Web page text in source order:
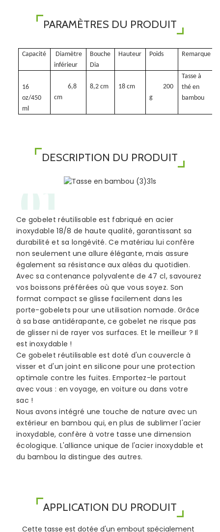
PARAMÈTRES DU PRODUIT
Capacité
Diamètre
inférieur
Bouche
Dia
Hauteur Poids Remarque
16
oz/450
ml
6,8
cm
8,2 cm 18 cm
200
g
Tasse à
thé en
bambou
DESCRIPTION DU PRODUIT
01
Ce gobelet réutilisable est fabriqué en acier
inoxydable 18/8 de haute qualité, garantissant sa
durabilité et sa longévité. Ce matériau lui confère
non seulement une allure élégante, mais assure
également sa résistance aux aléas du quotidien.
Avec sa contenance polyvalente de 47 cl, savourez
vos boissons préférées où que vous soyez. Son
format compact se glisse facilement dans les
porte-gobelets pour une utilisation nomade. Grâce
à sa base antidérapante, ce gobelet ne risque pas
de glisser ni de rayer vos surfaces. Et le meilleur ? Il
est inoxydable !
Ce gobelet réutilisable est doté d'un couvercle à
visser et d'un joint en silicone pour une protection
optimale contre les fuites. Emportez-le partout
avec vous : en voyage, en voiture ou dans votre
sac !
Nous avons intégré une touche de nature avec un
extérieur en bambou qui, en plus de sublimer l'acier
inoxydable, confère à votre tasse une dimension
écologique. L'alliance unique de l'acier inoxydable et
du bambou la distingue des autres.
APPLICATION DU PRODUIT
Cette tasse est dotée d'un embout spécialement